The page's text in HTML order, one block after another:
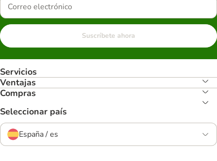
Suscríbete ahora
Servicios
Ventajas
Compras
Seleccionar país
España / es